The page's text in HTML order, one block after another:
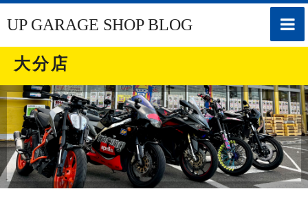
toggle
UP GARAGE SHOP BLOG
大分店